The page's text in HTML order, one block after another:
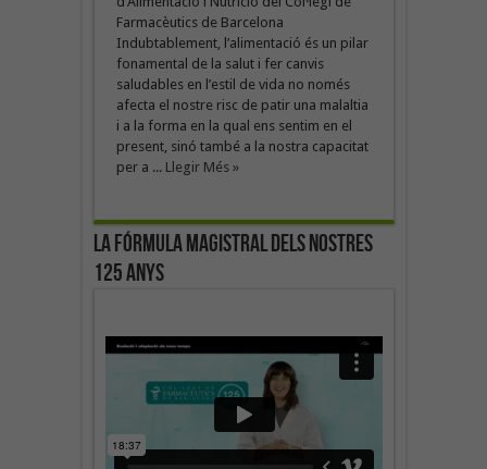
Farmacèutics de Barcelona
Indubtablement, l’alimentació és un pilar
fonamental de la salut i fer canvis
saludables en l’estil de vida no només
afecta el nostre risc de patir una malaltia
i a la forma en la qual ens sentim en el
present, sinó també a la nostra capacitat
per a ... Llegir Més »
La fórmula magistral dels nostres
125 anys